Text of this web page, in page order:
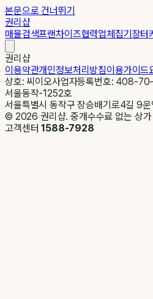
본문으로 건너뛰기
권리샵
매물검색프랜차이즈협력업체집기장터
권리샵
이용약관개인정보처리방침이용가이드
상호: 씨이오사업자등록번호: 408-
서울동작-1252호
서울특별시 동작구 장승배기로4길 9
© 2026 권리샵. 중개수수료 없는 상
고객센터1588-7928